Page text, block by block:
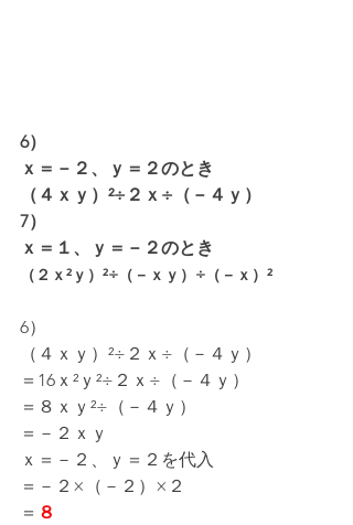
6）
ｘ＝－２、ｙ＝２のとき
（４ｘｙ）²÷２ｘ÷（－４ｙ）
7）
ｘ＝１、ｙ＝－２のとき
（２ｘ²ｙ）²÷（－ｘｙ）÷（－ｘ）²
6）
（４ｘｙ）²÷２ｘ÷（－４ｙ）
＝16ｘ²ｙ²÷２ｘ÷（－４ｙ）
＝８ｘｙ²÷（－４ｙ）
＝－２ｘｙ
ｘ＝－２、ｙ＝２を代入
＝－２×（－２）×２
＝ ８